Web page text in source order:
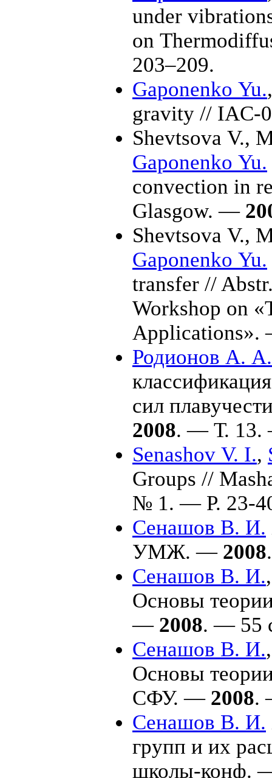
under
on
203–209.
Gaponenko Yu.
gravity //
Shevtsova V.,
Gaponenko Yu.
convection in
Glasgow. —
Shevtsova V.,
Gaponenko Yu.
transfer //
Workshop on
Родионов А. А.
сил
2008. — Т.
Senashov V. I.,
Groups //
№ 1. — P. 23-
Сенашов В. И.
УМЖ. — 2008
Сенашов В. И.
Основы
— 2008. — 55
Сенашов В. И.
Основы
СФУ. — 2008.
Сенашов В. И.
групп и их
школы-конф.